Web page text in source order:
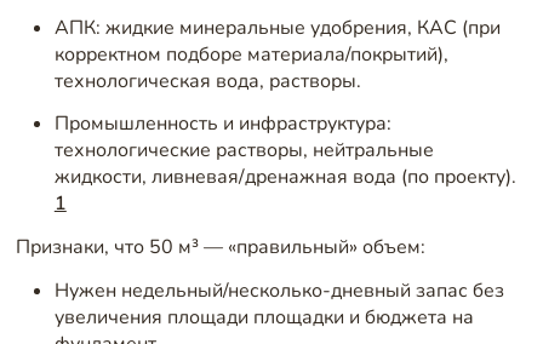
АПК: жидкие минеральные удобрения, КАС (при
корректном подборе материала/покрытий),
технологическая вода, растворы.
Промышленность и инфраструктура:
технологические растворы, нейтральные
жидкости, ливневая/дренажная вода (по проекту).
1
Признаки, что 50 м³ — «правильный» объем:
Нужен недельный/несколько-дневный запас без
увеличения площади площадки и бюджета на